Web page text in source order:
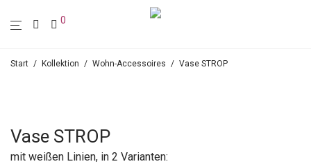
0
Start / Kollektion / Wohn-Accessoires / Vase STROP
Vase STROP
mit weißen Linien, in 2 Varianten: